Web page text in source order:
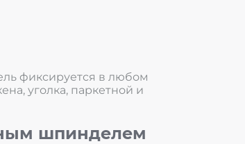
фиксируется в любом
уголка, паркетной и
шпинделем